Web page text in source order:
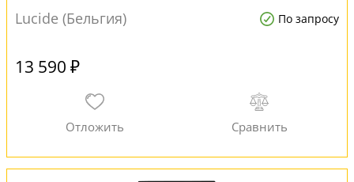
Lucide (Бельгия) По запросу
13 590 ₽